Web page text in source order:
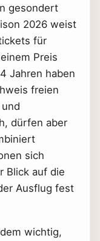
gesondert
2026 weist
für
Preis
Jahren haben
freien
dürfen aber
sich
Blick auf die
Ausflug fest
wichtig,